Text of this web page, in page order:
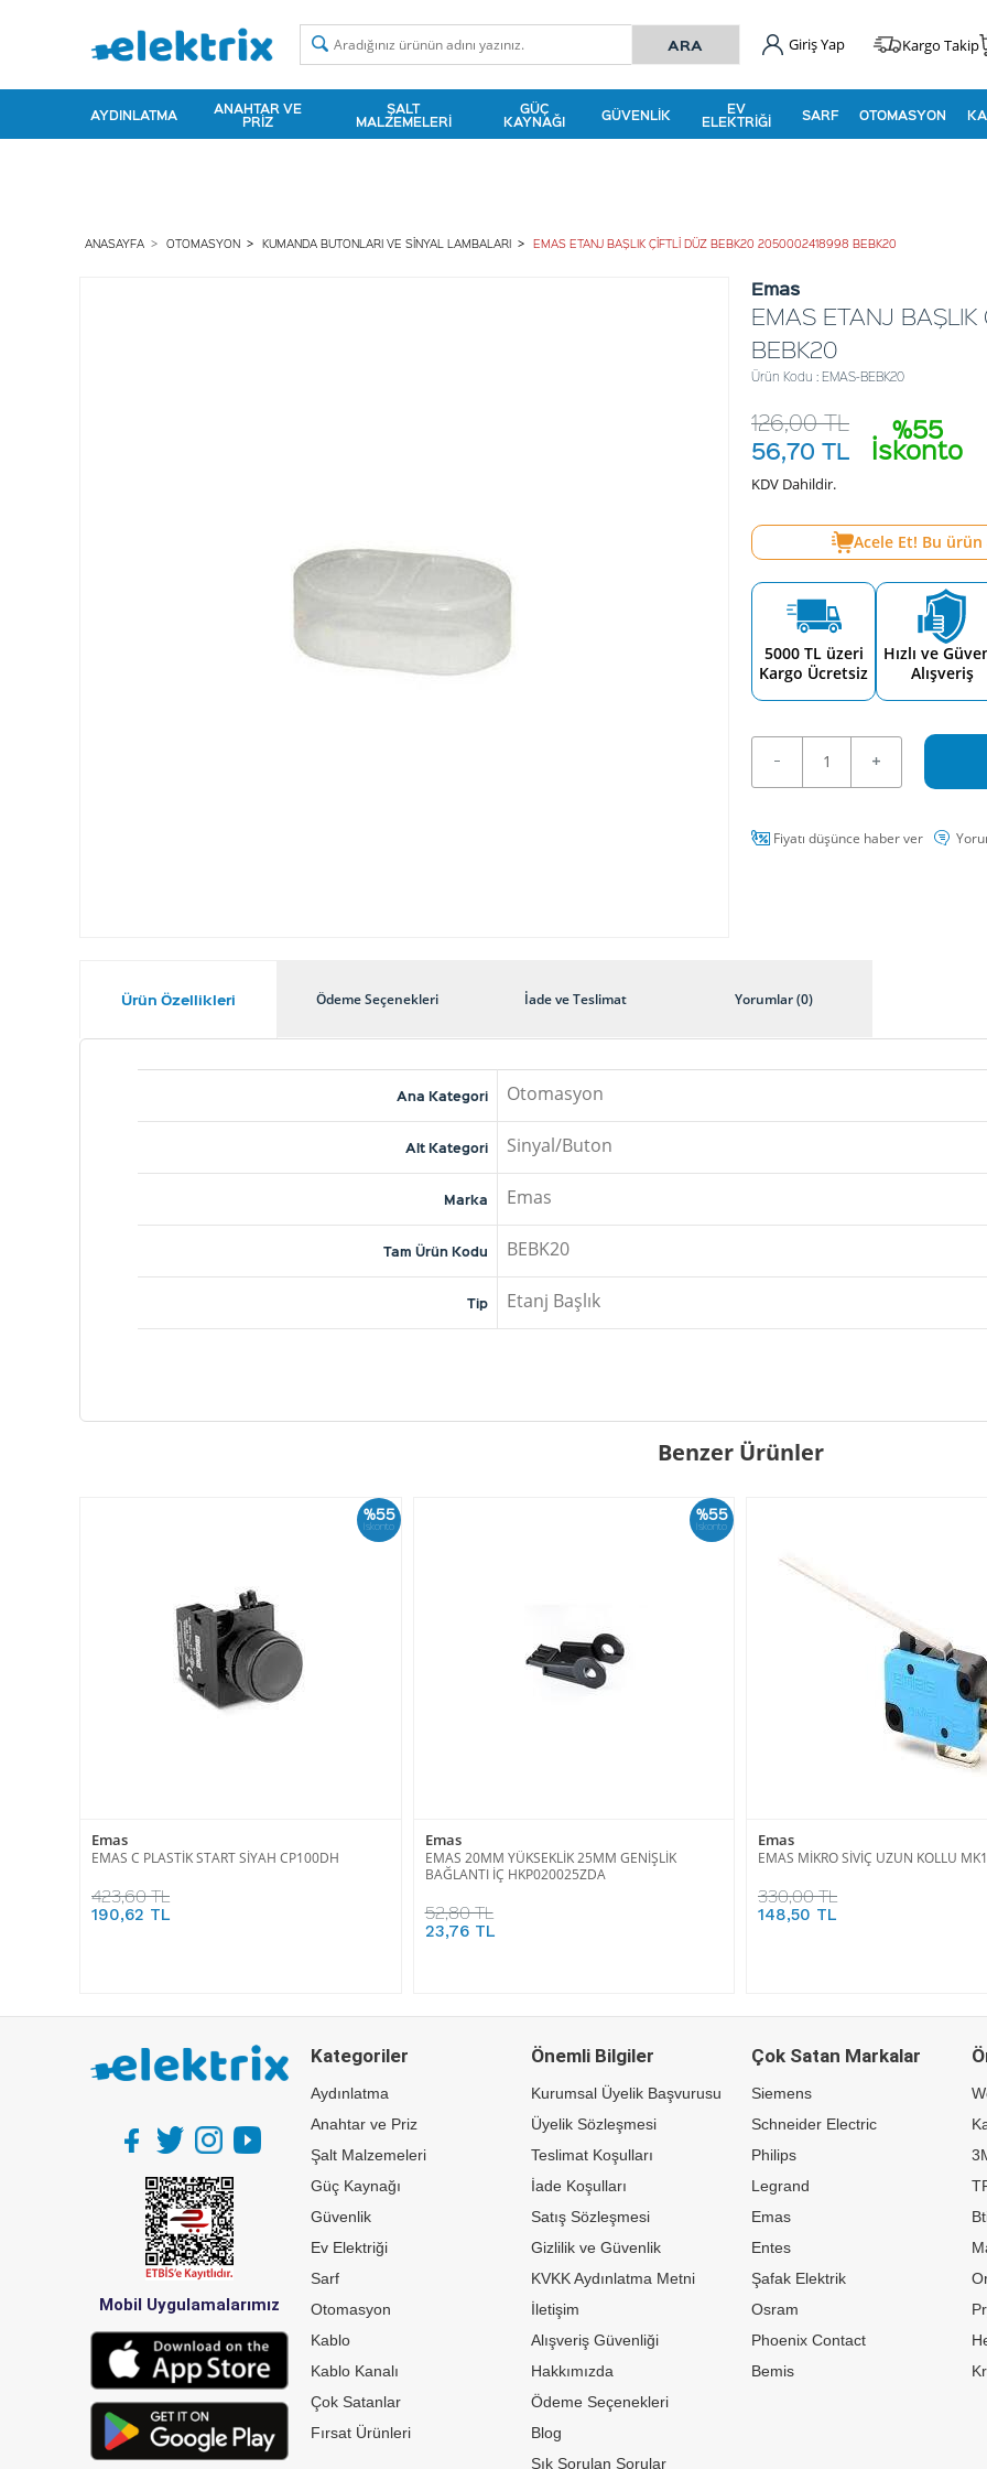
Giriş Yap Kargo Takip
AYDINLATMA ANAHTAR VE
PRIZ
ŞALT
MALZEMELERI
GÜÇ
KAYNAĞI GÜVENLIK EV
ELEKTRIĞI SARF OTOMASYON
ANASAYFA OTOMASYON KUMANDA BUTONLARI VE SINYAL LAMBALARI EMAS ETANJ BAŞLIK ÇİFTLİ DÜZ BEBK20 2050002418998 BEBK20
Emas
EMAS ETANJ
BEBK20
Ürün Kodu : EMAS-BEBK20
%55
İskonto
126,00TL
56,70 TL
KDV Dahildir.
Acele Et! Bu ürün
5000 TL üzeri
Kargo Ücretsiz
Hızlı ve
Alışveriş
Fiyatı düşünce haber ver
Ürün Özellikleri Ödeme Seçenekleri İade ve Teslimat Yorumlar (0)
Ana Kategori Otomasyon
Alt Kategori Sinyal/Buton
Marka Emas
Tam Ürün Kodu BEBK20
Tip Etanj Başlık
Benzer Ürünler
%55
İskonto
Emas
EMAS C PLASTİK START SİYAH CP100DH
423,60 TL
190,62 TL
%55
İskonto
Emas
EMAS 20MM YÜKSEKLİK 25MM GENİŞLİK
BAĞLANTI İÇ HKP020025ZDA
52,80 TL
23,76 TL
Emas
EMAS MİKRO SİVİÇ UZUN KOLLU
330,00 TL
148,50 TL
Mobil Uygulamalarımız
Kategoriler
Aydınlatma
Anahtar ve Priz
Şalt Malzemeleri
Güç Kaynağı
Güvenlik
Ev Elektriği
Sarf
Otomasyon
Kablo
Kablo Kanalı
Çok Satanlar
Fırsat Ürünleri
Önemli Bilgiler
Kurumsal Üyelik Başvurusu
Üyelik Sözleşmesi
Teslimat Koşulları
İade Koşulları
Satış Sözleşmesi
Gizlilik ve Güvenlik
KVKK Aydınlatma Metni
İletişim
Alışveriş Güvenliği
Hakkımızda
Ödeme Seçenekleri
Blog
Sık Sorulan Sorular
Çok Satan Markalar
Siemens
Schneider Electric
Philips
Legrand
Emas
Entes
Şafak Elektrik
Osram
Phoenix Contact
Bemis